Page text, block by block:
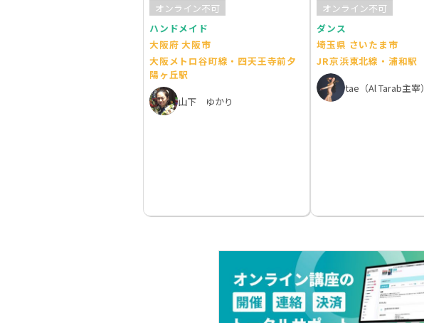
オンライン不可
ハンドメイド
大阪府 大阪市
大阪メトロ谷町線・四天王寺前夕
陽ヶ丘駅
山下 ゆかり
オンライン不可
ダンス
埼玉県 さいたま市
JR京浜東北線・浦和駅
tae（Al Tarab主宰）